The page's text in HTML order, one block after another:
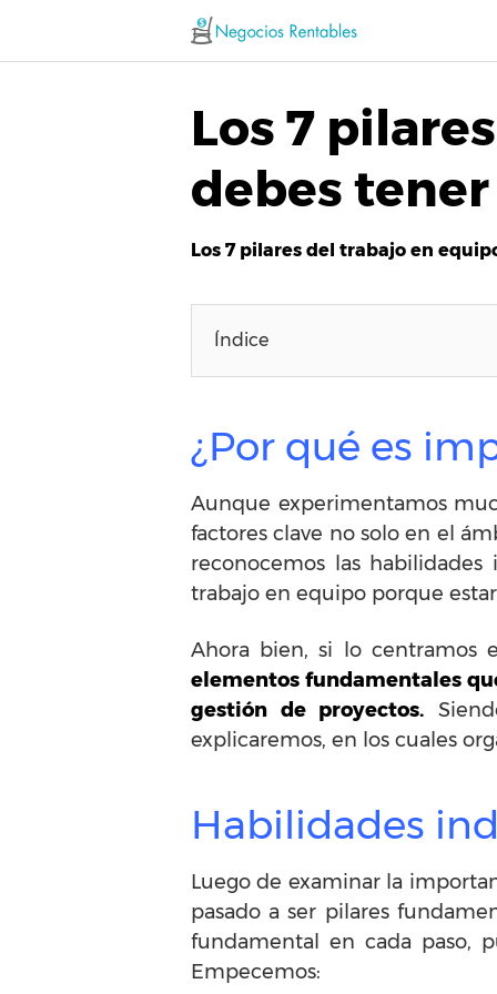
contenido
Los 7
debes
Los 7 pilares del trabajo en
Índice
¿Por qué es
Aunque experimentamos
factores clave no solo en el
reconocemos las
trabajo en equipo porque
Ahora bien, si lo centramos
elementos fundamentales
gestión de proyectos.
explicaremos, en los cuales
Habilidades
Luego de examinar la
pasado a ser pilares
fundamental en cada paso,
Empecemos: